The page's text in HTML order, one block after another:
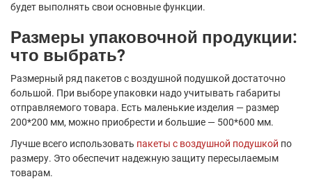
будет выполнять свои основные функции.
Размеры упаковочной продукции:
что выбрать?
Размерный ряд пакетов с воздушной подушкой достаточно
большой. При выборе упаковки надо учитывать габариты
отправляемого товара. Есть маленькие изделия — размер
200*200 мм, можно приобрести и большие — 500*600 мм.
Лучше всего использовать пакеты с воздушной подушкой по
размеру. Это обеспечит надежную защиту пересылаемым
товарам.